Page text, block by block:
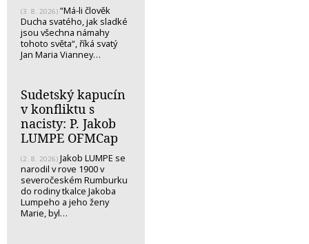
(3. 8. 2026) “Má-li člověk
Ducha svatého, jak sladké
jsou všechna námahy
tohoto světa“, říká svatý
Jan Maria Vianney…
Sudetský kapucín
v konfliktu s
nacisty: P. Jakob
LUMPE OFMCap
(2. 8. 2026) Jakob LUMPE se
narodil v rove 1900 v
severočeském Rumburku
do rodiny tkalce Jakoba
Lumpeho a jeho ženy
Marie, byl…